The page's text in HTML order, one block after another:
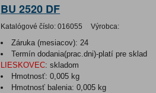
BU 2520 DF
Katalógové číslo: 016055 Výrobca:
Záruka (mesiacov): 24
Termín dodania(prac.dni)-platí pre sklad
LIESKOVEC: skladom
Hmotnosť:0,005 kg
Hmotnosť balenia:0,005 kg